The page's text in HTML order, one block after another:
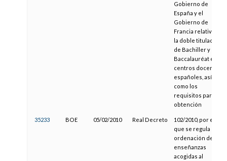
Gobierno de
España y el
Gobierno de
Francia relativo a
la doble titulación
de Bachiller y de
Baccalauréat en
centros docentes
españoles, así
como los
requisitos para su
obtención
35233 BOE 05/02/2010 Real Decreto
102/2010, por el
que se regula la
ordenación de las
enseñanzas
acogidas al